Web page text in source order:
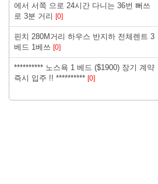
에서 서쪽 으로 24시간 다니는 36번 뻐쓰
로 3분 거리 [0]
핀치 280M거리 하우스 반지하 전체렌트 3
베드 1베쓰 [0]
********** 노스욕 1 베드 ($1900) 장기 계약
즉시 입주 !! ********** [0]